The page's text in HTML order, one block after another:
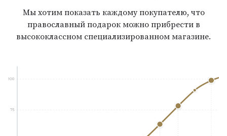
Мы хотим показать каждому покупателю, что
православный подарок можно прибрести в
высококлассном специализированном магазине.